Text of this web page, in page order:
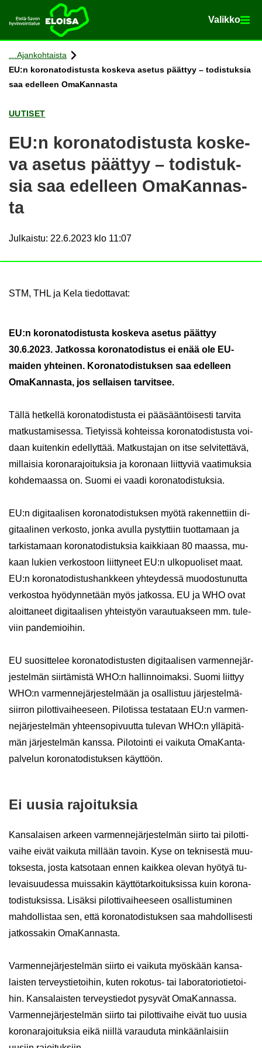
Etusi­vu Va­lik­ko
Va­lik­ko
Siir­ry si­säl­töön
Ajan­koh­tais­ta
EU:n ko­ro­na­to­dis­tus­ta kos­ke­va ase­tus päät­tyy – to­dis­tuk­sia
saa edel­leen Oma­Kan­nas­ta
UU­TI­SET
EU:n ko­ro­na­to­dis­tus­ta kos­ke­
va ase­tus päät­tyy – to­dis­tuk­
sia saa edel­leen Oma­Kan­nas­
ta
Julkaistu: 22.6.2023 klo 11:07
STM, THL ja Kela tie­dot­ta­vat:
EU:n ko­ro­na­to­dis­tus­ta kos­ke­va ase­tus päät­tyy
30.6.2023. Jat­kos­sa ko­ro­na­to­dis­tus ei enää ole EU-​
maiden yh­tei­nen. Ko­ro­na­to­dis­tuk­sen saa edel­leen
Oma­Kan­nas­ta, jos sel­lai­sen tar­vit­see.
Tällä het­kel­lä ko­ro­na­to­dis­tus­ta ei pää­sään­töi­ses­ti tar­vi­ta
mat­kus­ta­mi­ses­sa. Tie­tyis­sä koh­teis­sa ko­ro­na­to­dis­tus­ta voi­
daan kui­ten­kin edel­lyt­tää. Mat­kus­ta­jan on itse sel­vi­tet­tä­vä,
mil­lai­sia ko­ro­na­ra­joi­tuk­sia ja ko­ro­naan liit­ty­viä vaa­ti­muk­sia
koh­de­maas­sa on. Suomi ei vaadi ko­ro­na­to­dis­tuk­sia.
EU:n di­gi­taa­li­sen ko­ro­na­to­dis­tuk­sen myötä ra­ken­net­tiin di­
gi­taa­li­nen ver­kos­to, jonka avul­la pys­tyt­tiin tuot­ta­maan ja
tar­kis­ta­maan ko­ro­na­to­dis­tuk­sia kaik­ki­aan 80 maas­sa, mu­
kaan lu­kien ver­kos­toon liit­ty­neet EU:n ul­ko­puo­li­set maat.
EU:n ko­ro­na­to­dis­tus­hank­keen yh­tey­des­sä muo­dos­tu­nut­ta
ver­kos­toa hyö­dyn­ne­tään myös jat­kos­sa. EU ja WHO ovat
aloit­ta­neet di­gi­taa­li­sen yh­teis­työn va­rau­tuak­seen mm. tu­le­
viin pan­de­mioi­hin.
EU suo­sit­te­lee ko­ro­na­to­dis­tus­ten di­gi­taa­li­sen var­men­ne­jär­
jes­tel­män siir­tä­mis­tä WHO:n hal­lin­noi­mak­si. Suomi liit­tyy
WHO:n var­men­ne­jär­jes­tel­mään ja osal­lis­tuu jär­jes­tel­mä­
siir­ron pi­lot­ti­vai­hee­seen. Pi­lo­tis­sa tes­ta­taan EU:n var­men­
ne­jär­jes­tel­män yh­teen­so­pi­vuut­ta tu­le­van WHO:n yl­lä­pi­tä­
män jär­jes­tel­män kans­sa. Pi­lo­toin­ti ei vai­ku­ta OmaKanta-​
palvelun ko­ro­na­to­dis­tuk­sen käyt­töön.
Ei uusia ra­joi­tuk­sia
Kan­sa­lai­sen ar­keen var­men­ne­jär­jes­tel­män siir­to tai pi­lot­ti­
vai­he eivät vai­ku­ta mil­lään ta­voin. Kyse on tek­ni­ses­tä muu­
tok­ses­ta, josta kat­so­taan ennen kaik­kea ole­van hyö­tyä tu­
le­vai­suu­des­sa muis­sa­kin käyt­tö­tar­koi­tuk­sis­sa kuin ko­ro­na­
to­dis­tuk­sis­sa. Li­säk­si pi­lot­ti­vai­hee­seen osal­lis­tu­mi­nen
mah­dol­lis­taa sen, että ko­ro­na­to­dis­tuk­sen saa mah­dol­li­ses­ti
jat­kos­sa­kin Oma­Kan­nas­ta.
Var­men­ne­jär­jes­tel­män siir­to ei vai­ku­ta myös­kään kan­sa­
lais­ten ter­veys­tie­toi­hin, kuten rokotus-​ tai la­bo­ra­to­rio­tie­toi­
hin. Kan­sa­lais­ten ter­veys­tie­dot py­sy­vät Oma­Kan­nas­sa.
Var­men­ne­jär­jes­tel­män siir­to tai pi­lot­ti­vai­he eivät tuo uusia
ko­ro­na­ra­joi­tuk­sia eikä niil­lä va­rau­du­ta min­kään­lai­siin